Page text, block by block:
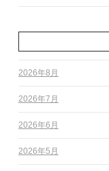
2026年8月
2026年7月
2026年6月
2026年5月